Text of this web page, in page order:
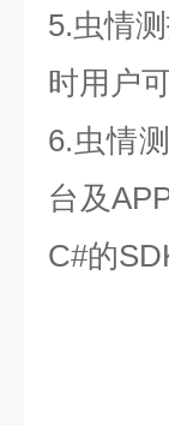
5.虫情
时用户
6.虫情
台及
C#的